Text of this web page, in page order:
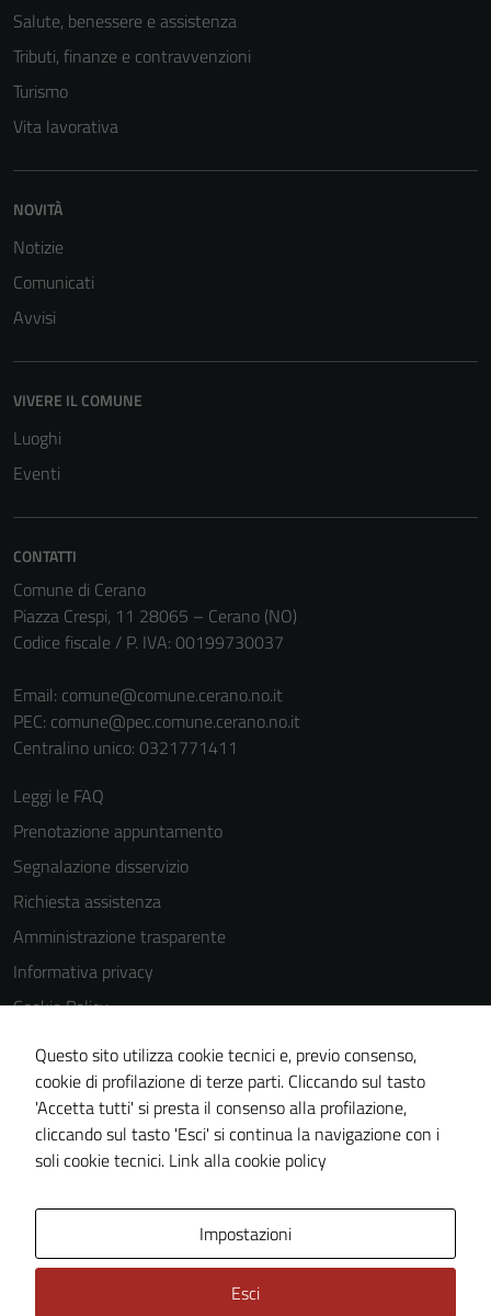
Salute, benessere e assistenza
Tributi, finanze e contravvenzioni
Turismo
Vita lavorativa
NOVITÀ
Notizie
Comunicati
Avvisi
VIVERE IL COMUNE
Luoghi
Eventi
CONTATTI
Comune di Cerano
Piazza Crespi, 11 28065 – Cerano (NO)
Codice fiscale / P. IVA: 00199730037
Email: comune@comune.cerano.no.it
PEC: comune@pec.comune.cerano.no.it
Centralino unico: 0321771411
Leggi le FAQ
Prenotazione appuntamento
Segnalazione disservizio
Richiesta assistenza
Amministrazione trasparente
Informativa privacy
Cookie Policy
Note legali
Dichiarazione di accessibilità
Piano di miglioramento del sito
Meccanismo di feedback
Questo sito utilizza cookie tecnici e, previo consenso,
cookie di profilazione di terze parti. Cliccando sul tasto
'Accetta tutti' si presta il consenso alla profilazione,
cliccando sul tasto 'Esci' si continua la navigazione con i
soli cookie tecnici. Link alla cookie policy
Impostazioni
Esci
non raccolgono